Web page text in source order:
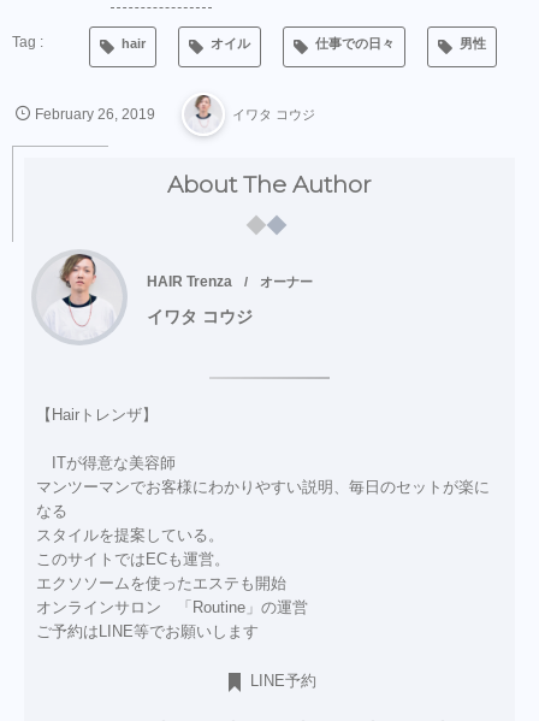
hair オイル 仕事での日々 男性
February 26 2019 イワタ コウジ
About The Author
HAIR Trenza オーナー
イワタ コウジ
【Hairトレンザ】
ITが得意な美容師
マンツーマンでお客様にわかりやすい説明、毎日のセットが楽に
なる
スタイルを提案している。
このサイトではECも運営。
エクソソームを使ったエステも開始
オンラインサロン 「Routine」の運営
ご予約はLINE等でお願いします
LINE予約